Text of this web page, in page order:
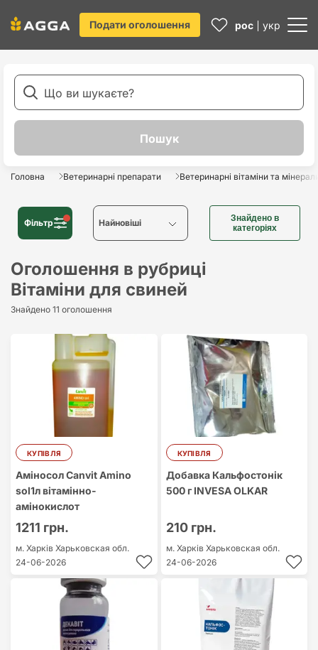
Подати оголошення рос укр
Головна Ветеринарні препарати Ветеринарні вітаміни та
Фільтр Найновіші
Найновіші
Найстаріші
Найдешевший
Знайдено в
категоріях
Оголошення в рубриці
Вітаміни для свиней
Знайдено 11 оголошення
КУПІВЛЯ
Аміносол Canvit Amino
sol1л вітамінно-
амінокислот
1211 грн.
м. Харків Харьковская обл.
24-06-2026
КУПІВЛЯ
Добавка Кальфостонік
500 г INVESA OLKAR
210 грн.
м. Харків Харьковская обл.
24-06-2026